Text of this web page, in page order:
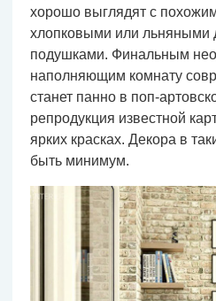
хорошо выглядят с
хлопковыми или льняными
подушками. Финальным
наполняющим комнату
станет панно в поп-
репродукция известной
ярких красках. Декора в
быть минимум.